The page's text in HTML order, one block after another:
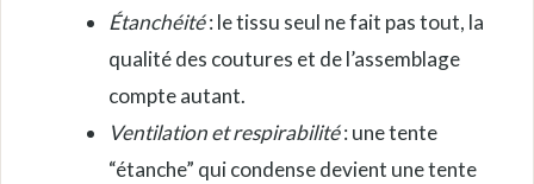
Étanchéité: le tissu seul ne fait pas tout, la
qualité des coutures et de l’assemblage
compte autant.
Ventilation et respirabilité: une tente
“étanche” qui condense devient une tente